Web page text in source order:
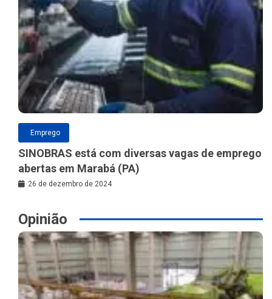
Emprego
SINOBRAS está com diversas vagas de emprego
abertas em Marabá (PA)
26 de dezembro de 2024
Opinião